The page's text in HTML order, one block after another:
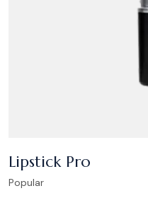
Lipstick Pro
Popular